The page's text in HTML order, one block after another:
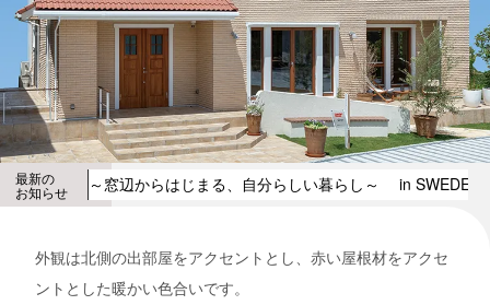
最新の
お知らせ ～窓辺からはじまる、自分らしい暮らし～ in SWEDEN
外観は北側の出部屋をアクセントとし、赤い屋根材をアクセ
ントとした暖かい色合いです。